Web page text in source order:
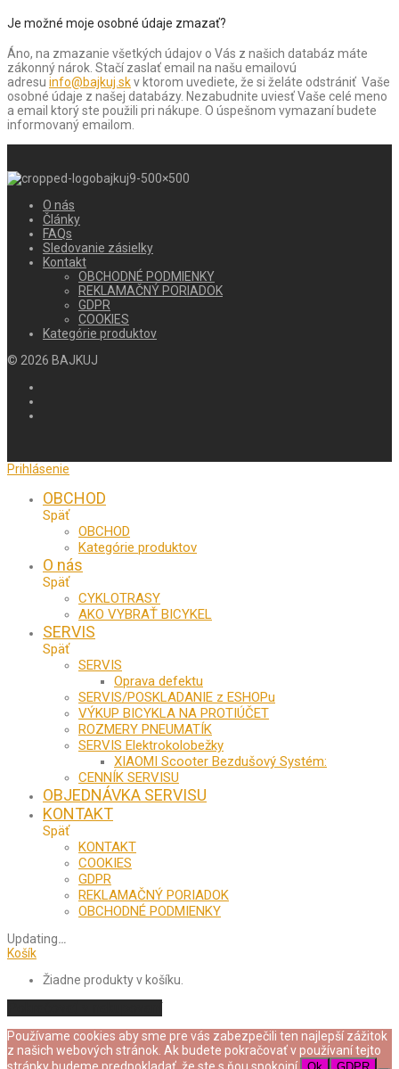
Je možné moje osobné údaje zmazať?
Áno, na zmazanie všetkých údajov o Vás z našich databáz máte
zákonný nárok. Stačí zaslať email na našu emailovú
adresu info@bajkuj.skv ktorom uvediete, že si želáte odstrániť Vaše
osobné údaje z našej databázy. Nezabudnite uviesť Vaše celé meno
a email ktorý ste použili pri nákupe. O úspešnom vymazaní budete
informovaný emailom.
O nás
Články
FAQs
Sledovanie zásielky
Kontakt
OBCHODNÉ PODMIENKY
REKLAMAČNÝ PORIADOK
GDPR
COOKIES
Kategórie produktov
© 2026 BAJKUJ
Prihlásenie
OBCHOD
Späť
OBCHOD
Kategórie produktov
O nás
Späť
CYKLOTRASY
AKO VYBRAŤ BICYKEL
SERVIS
Späť
SERVIS
Oprava defektu
SERVIS/POSKLADANIE z ESHOPu
VÝKUP BICYKLA NA PROTIÚČET
ROZMERY PNEUMATÍK
SERVIS Elektrokolobežky
XIAOMI Scooter Bezdušový Systém:
CENNÍK SERVISU
OBJEDNÁVKA SERVISU
KONTAKT
Späť
KONTAKT
COOKIES
GDPR
REKLAMAČNÝ PORIADOK
OBCHODNÉ PODMIENKY
Updating…
Košík
Žiadne produkty v košíku.
Používame cookies aby sme pre vás zabezpečili ten najlepší zážitok
z našich webových stránok. Ak budete pokračovať v používaní tejto